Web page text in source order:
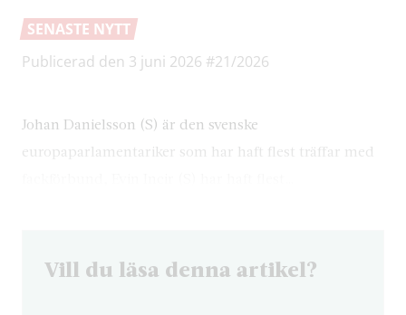
SENASTE NYTT
Publicerad den 3 juni 2026 #21/2026
Johan Danielsson (S) är den svenske
europaparlamentariker som har haft flest träffar med
Vill du läsa denna artikel?